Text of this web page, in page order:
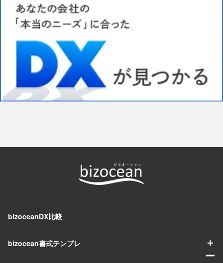
bizoceanDX比較
bizocean書式テンプレ
＋
ー